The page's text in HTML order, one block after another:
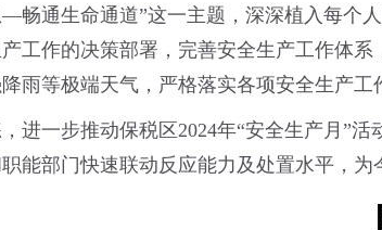
畅通生命通道”这一主题，深深植入每个
工作的决策部署，完善安全生产工作体
雨等极端天气，严格落实各项安全生产
进一步推动保税区2024年“安全生产月”
能部门快速联动反应能力及处置水平，为